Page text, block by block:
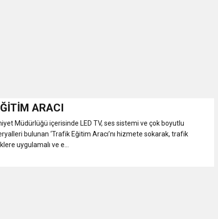
“Amasya’nın Gururları: Dereceye Giren Öğrenciler İçin Anlamlı
Festivali
listesi
ARACI
Müdürlüğü içerisinde LED TV, ses sistemi ve çok boyutlu
bulunan ‘Trafik Eğitim Aracı’nı hizmete sokarak, trafik
uygulamalı ve e...